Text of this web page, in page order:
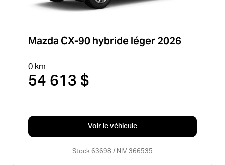
Mazda CX-90 hybride léger 2026
0 km
54 613 $
Voir le véhicule
Stock 63698 / NIV 366535